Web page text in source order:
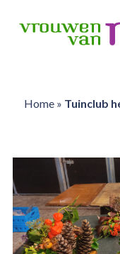
Home» Tuinclub